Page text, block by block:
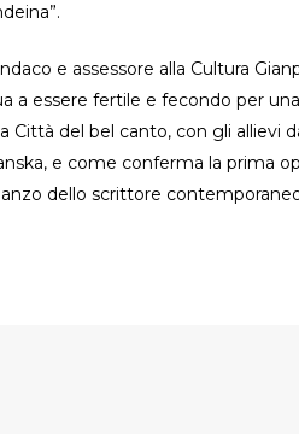
e assessore alla Cultura
a essere fertile e fecondo per
Città del bel canto, con gli allievi
e come conferma la prima
dello scrittore